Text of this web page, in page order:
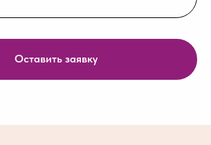
Оставить заявку